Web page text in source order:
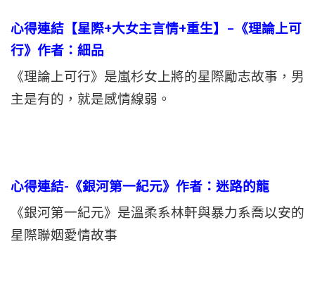
心得連結【星際+大女主言情+重生】–《理論上可
行》作者：細品
《理論上可行》是嵐杉女上將的星際勵志故事，男
主是有的，就是感情線弱。
心得連結-《銀河第一紀元》作者：迷路的龍
《銀河第一紀元》是溫柔系林軒與暴力系喬以安的
星際聯姻愛情故事